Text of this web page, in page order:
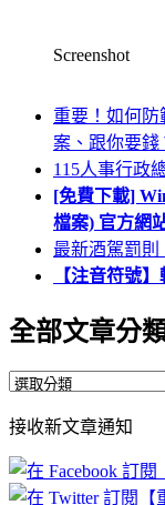
Screenshot
重要！如何
案、跟你要錢
115人事行政
[免費下載]
檔案) 官方網
最新酒駕罰則
【注音符號
全部文章分
全
文
章
分
接收新文章通知